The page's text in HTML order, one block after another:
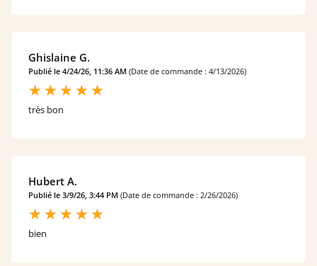
Ghislaine G.
Publié le 4/24/26, 11:36 AM (Date de commande : 4/13/2026)
très bon
Hubert A.
Publié le 3/9/26, 3:44 PM (Date de commande : 2/26/2026)
bien